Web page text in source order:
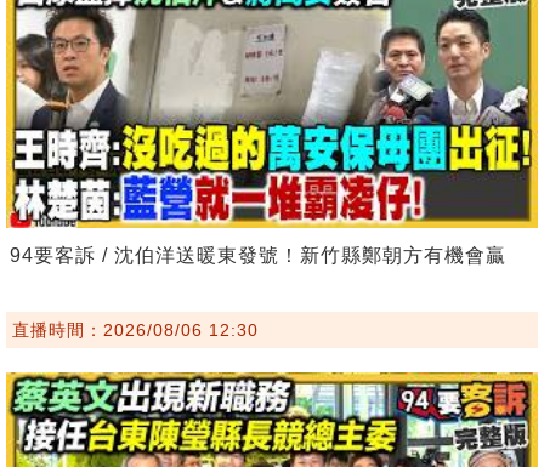
94要客訴 / 沈伯洋送暖東發號！新竹縣鄭朝方有機會贏
直播時間：2026/08/06 12:30